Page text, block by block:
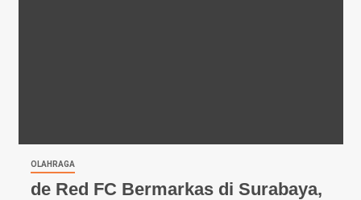
OLAHRAGA
de Red FC Bermarkas di Surabaya,